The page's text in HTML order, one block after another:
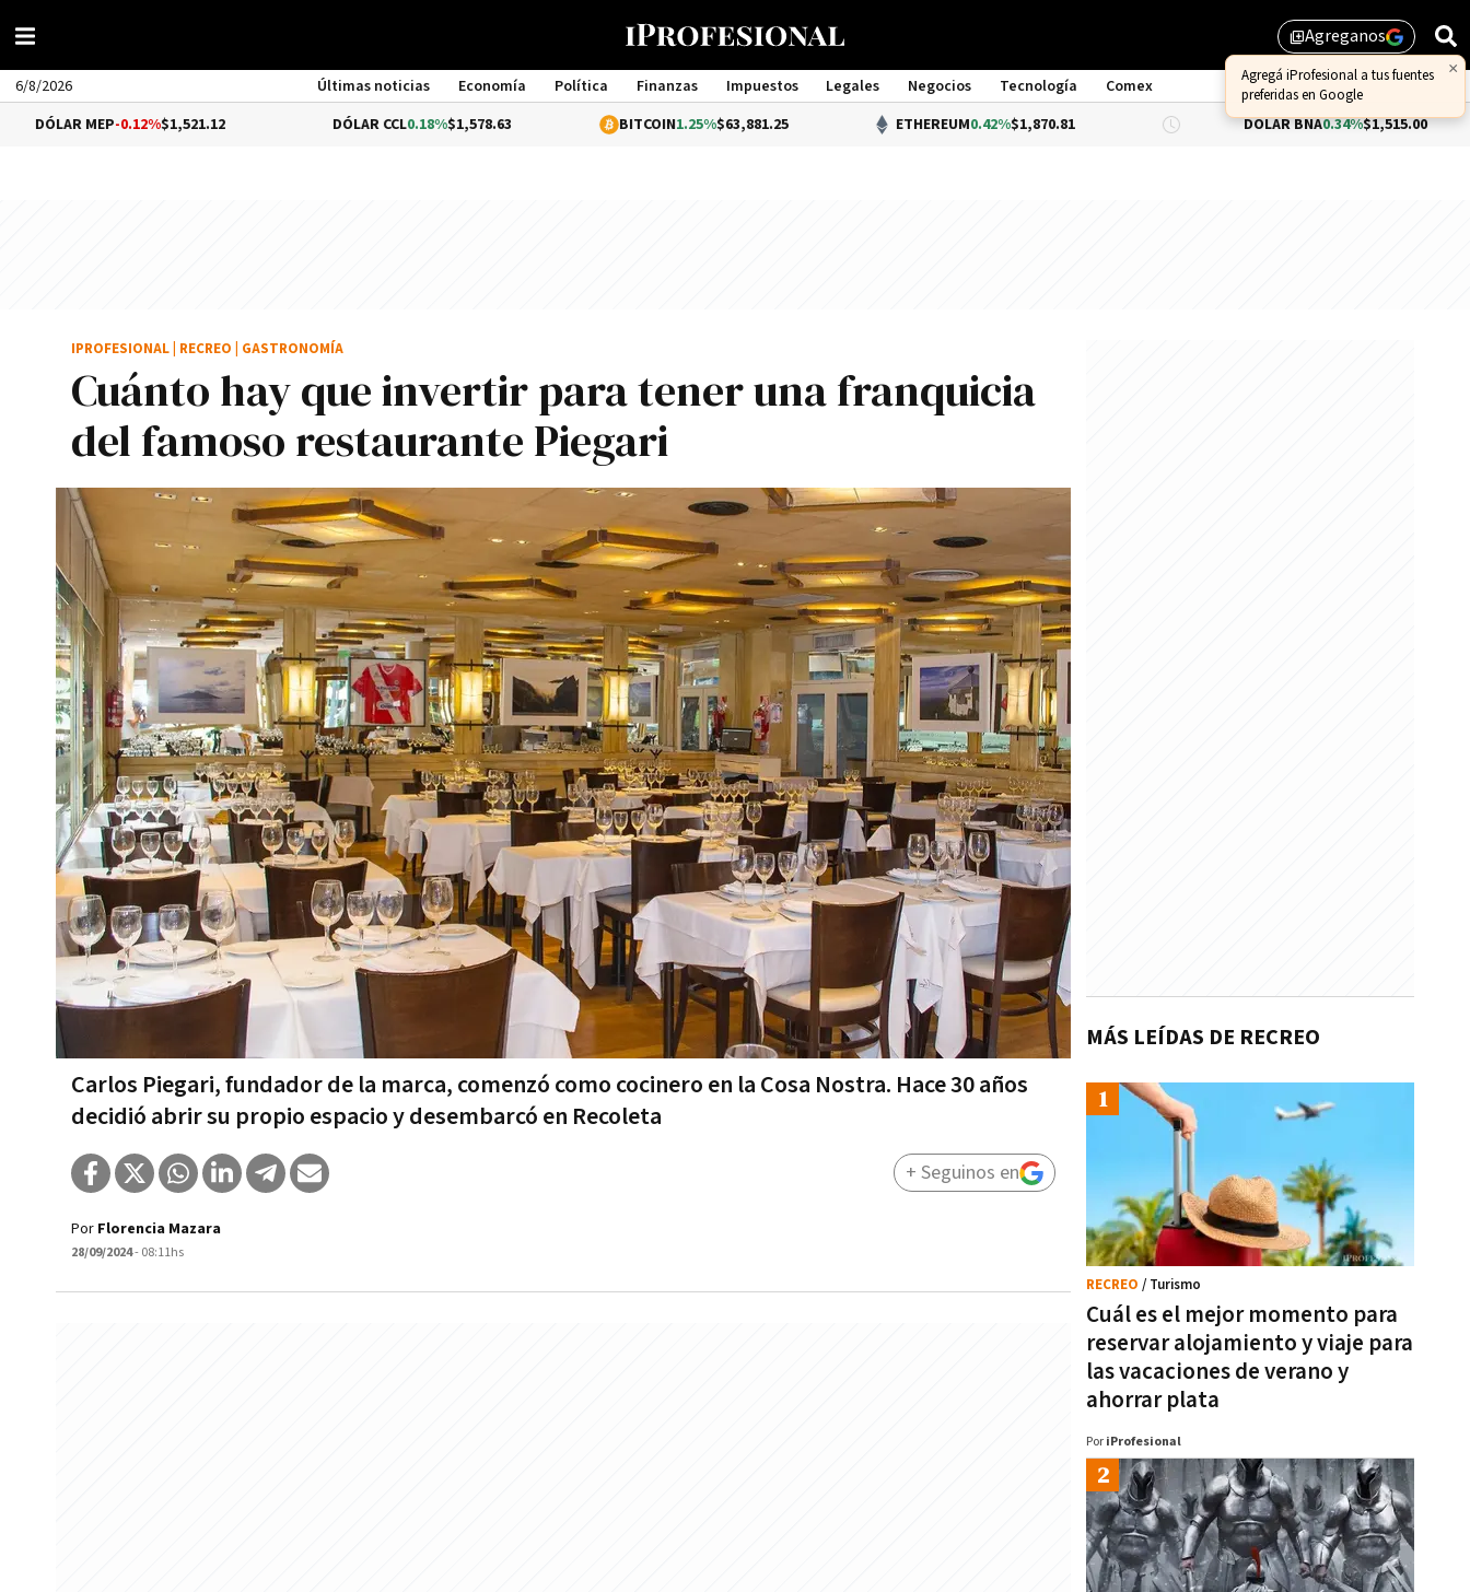
library_addAgreganos
×
Agregá iProfesional a tus fuentes
preferidas en Google
6/8/2026 Últimas noticias Economía Política Finanzas Impuestos Legales Negocios Tecnología
Comex
Management
-0.12%$1,521.12 0.18%$1,578.63 1.25%$63,881.25 ETHEREUM0.42%$1,870.81 DÓLAR BNA0.34%$1,515.00
Cuánto hay que invertir para tener una franquicia
del famoso restaurante Piegari
Carlos Piegari, fundador de la marca, comenzó como cocinero en la Cosa Nostra. Hace 30 años
decidió abrir su propio espacio y desembarcó en Recoleta
IPROFESIONAL RECREO GASTRONOMÍA
Por Florencia Mazara
28/09/2024- 08:11hs
+ Seguinos en
MÁS LEÍDAS DE RECREO
Cuál es el mejor momento para
reservar alojamiento y viaje para
las vacaciones de verano y
ahorrar plata
RECREO / Turismo
Por iProfesional